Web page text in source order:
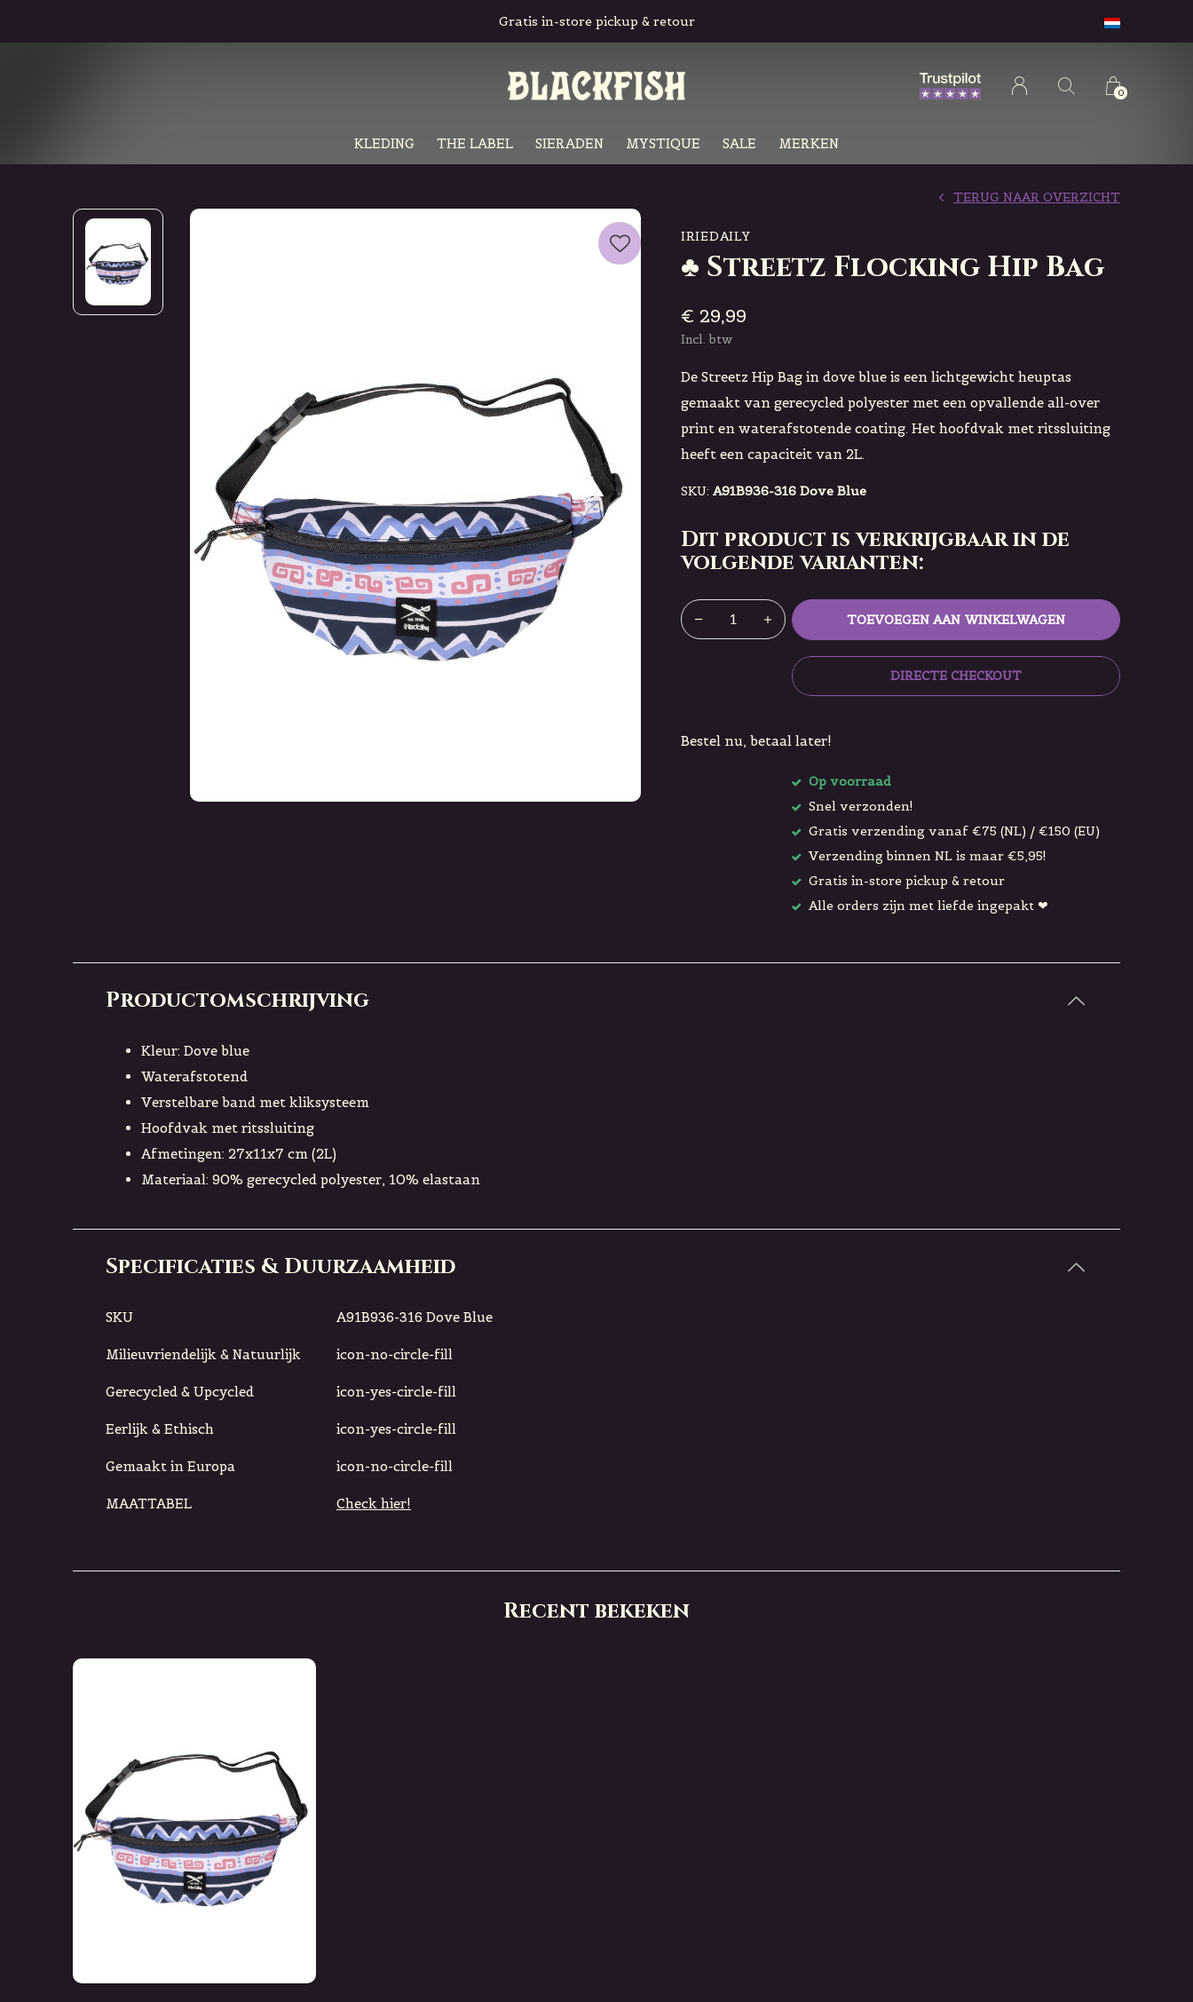
KLEDING THE LABEL SIERADEN MYSTIQUE SALE MERKEN
0
Gratis in-store pickup & retour
IRIEDAILY
♣ Streetz Flocking Hip Bag
TERUG NAAR OVERZICHT
€ 29,99
Incl. btw
De Streetz Hip Bag in dove blue is een lichtgewicht heuptas
gemaakt van gerecycled polyester met een opvallende all-over
print en waterafstotende coating. Het hoofdvak met ritssluiting
heeft een capaciteit van 2L.
SKU:A91B936-316 Dove Blue
Dit product is verkrijgbaar in de
volgende varianten:
TOEVOEGEN AAN WINKELWAGEN
DIRECTE CHECKOUT
Bestel nu, betaal later!
Op voorraad
Snel verzonden!
Gratis verzending vanaf €75 (NL) / €150 (EU)
Verzending binnen NL is maar €5,95!
Gratis in-store pickup & retour
Alle orders zijn met liefde ingepakt ❤
Productomschrijving
Kleur: Dove blue
Waterafstotend
Verstelbare band met kliksysteem
Hoofdvak met ritssluiting
Afmetingen: 27x11x7 cm (2L)
Materiaal: 90% gerecycled polyester, 10% elastaan
Specificaties & Duurzaamheid
SKU A91B936-316 Dove Blue
Milieuvriendelijk & Natuurlijk icon-no-circle-fill
Gerecycled & Upcycled icon-yes-circle-fill
Eerlijk & Ethisch icon-yes-circle-fill
Gemaakt in Europa icon-no-circle-fill
MAATTABEL Check hier!
Recent bekeken